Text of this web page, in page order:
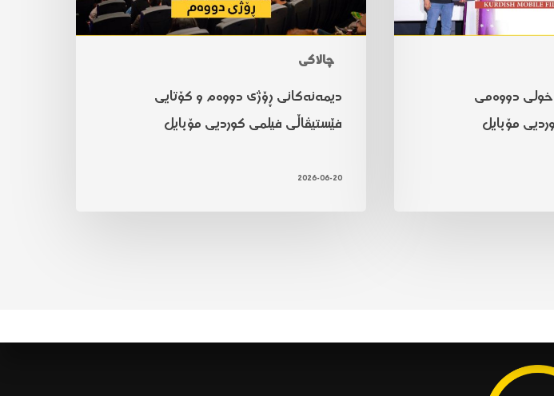
خولی دووەمی
مۆبایل
چالاکی
دیمەنەکانی ڕۆژی دووەم و کۆتایی
فێستیڤاڵی فیلمی کوردیی مۆبایل
2026-06-20